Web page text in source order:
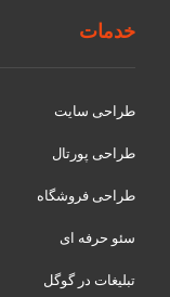
خدمات
طراحی سایت
طراحی پورتال
طراحی فروشگاه
سئو حرفه ای
تبلیغات در گوگل